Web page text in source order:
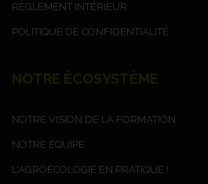
RÈGLEMENT INTÉRIEUR
POLITIQUE DE CONFIDENTIALITÉ
NOTRE ÉCOSYSTÈME
NOTRE VISION DE LA FORMATION
NOTRE ÉQUIPE
L'AGROÉCOLOGIE EN PRATIQUE !